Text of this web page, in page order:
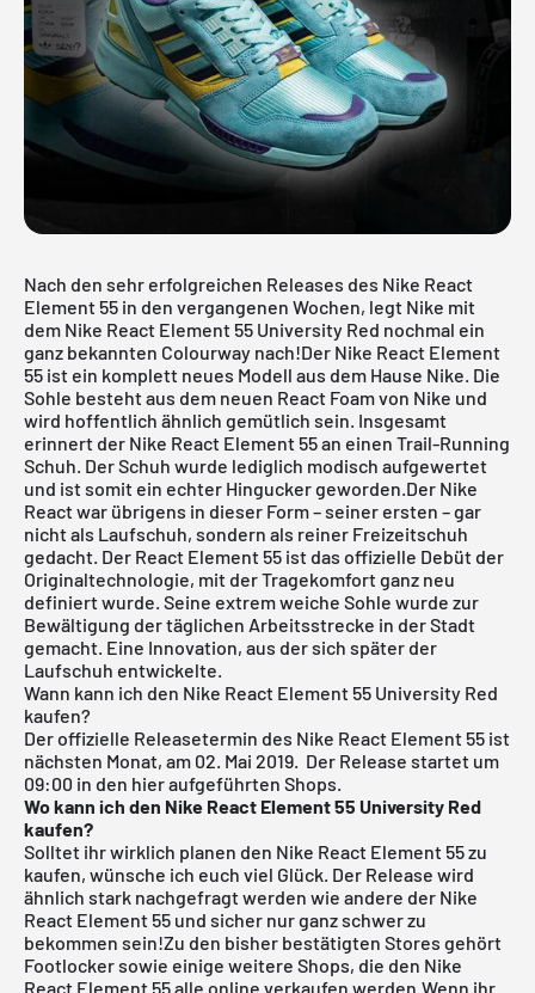
Nach den sehr erfolgreichen Releases des Nike React
Element 55 in den vergangenen Wochen, legt Nike mit
dem Nike React Element 55 University Red nochmal ein
ganz bekannten Colourway nach!Der Nike React Element
55 ist ein komplett neues Modell aus dem Hause Nike. Die
Sohle besteht aus dem neuen React Foam von Nike und
wird hoffentlich ähnlich gemütlich sein. Insgesamt
erinnert der Nike React Element 55 an einen Trail-Running
Schuh. Der Schuh wurde lediglich modisch aufgewertet
und ist somit ein echter Hingucker geworden.Der Nike
React war übrigens in dieser Form – seiner ersten – gar
nicht als Laufschuh, sondern als reiner Freizeitschuh
gedacht. Der React Element 55 ist das offizielle Debüt der
Originaltechnologie, mit der Tragekomfort ganz neu
definiert wurde. Seine extrem weiche Sohle wurde zur
Bewältigung der täglichen Arbeitsstrecke in der Stadt
gemacht. Eine Innovation, aus der sich später der
Laufschuh entwickelte.
Wann kann ich den Nike React Element 55 University Red
kaufen?
Der offizielle Releasetermin des Nike React Element 55 ist
nächsten Monat, am 02. Mai 2019. Der Release startet um
09:00 in den hier aufgeführten Shops.
Wo kann ich den Nike React Element 55 University Red
kaufen?
Solltet ihr wirklich planen den Nike React Element 55 zu
kaufen, wünsche ich euch viel Glück. Der Release wird
ähnlich stark nachgefragt werden wie andere der Nike
React Element 55 und sicher nur ganz schwer zu
bekommen sein!Zu den bisher bestätigten Stores gehört
Footlockersowie einige weitere Shops, die den Nike
React Element 55 alle online verkaufen werden.Wenn ihr